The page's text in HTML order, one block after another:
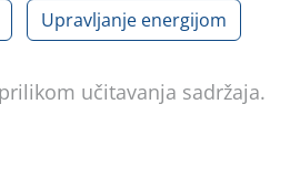
Upravljanje energijom
učitavanja sadržaja.